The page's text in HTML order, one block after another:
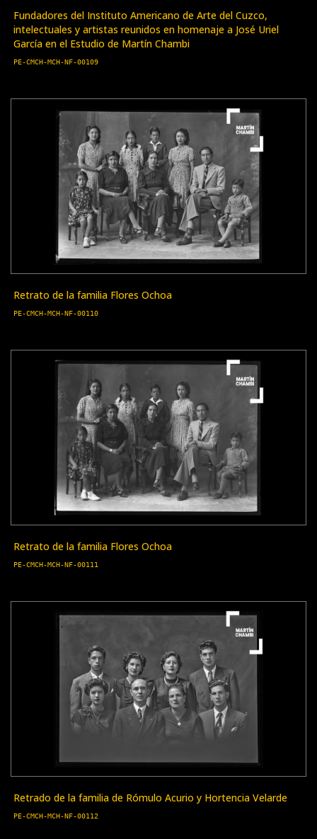
Fundadores del Instituto Americano de Arte del Cuzco,
intelectuales y artistas reunidos en homenaje a José Uriel
García en el Estudio de Martín Chambi
PE-CMCH-MCH-NF-00109
Retrato de la familia Flores Ochoa
PE-CMCH-MCH-NF-00110
Retrato de la familia Flores Ochoa
PE-CMCH-MCH-NF-00111
Retrado de la familia de Rómulo Acurio y Hortencia Velarde
PE-CMCH-MCH-NF-00112